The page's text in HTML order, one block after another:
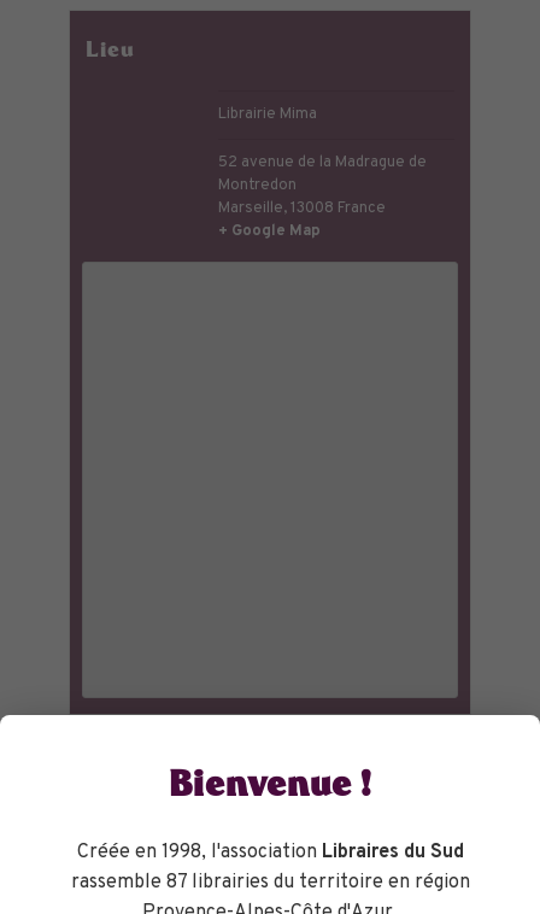
Lieu
Librairie Mima
52 avenue de la Madrague de
Montredon
Marseille,13008 France
+ Google Map
Bienvenue !
Créée en 1998, l'association Libraires du Sud
rassemble 87 librairies du territoire en région